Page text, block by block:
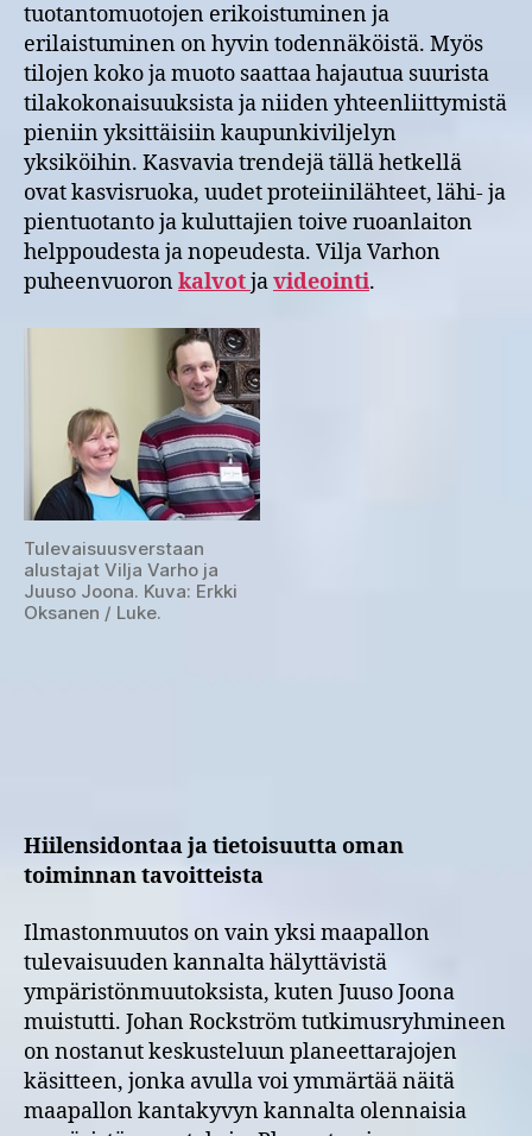
tuotantomuotojen erikoistuminen ja
erilaistuminen on hyvin todennäköistä. Myös
tilojen koko ja muoto saattaa hajautua suurista
tilakokonaisuuksista ja niiden yhteenliittymistä
pieniin yksittäisiin kaupunkiviljelyn
yksiköihin. Kasvavia trendejä tällä hetkellä
ovat kasvisruoka, uudet proteiinilähteet, lähi- ja
pientuotanto ja kuluttajien toive ruoanlaiton
helppoudesta ja nopeudesta. Vilja Varhon
puheenvuoronkalvotjavideointi.
Tulevaisuusverstaan
alustajat Vilja Varho ja
Juuso Joona. Kuva: Erkki
Oksanen / Luke.
Hiilensidontaa ja tietoisuutta oman
toiminnan tavoitteista
Ilmastonmuutos on vain yksi maapallon
tulevaisuuden kannalta hälyttävistä
ympäristönmuutoksista, kuten Juuso Joona
muistutti. Johan Rockström tutkimusryhmineen
on nostanut keskusteluun planeettarajojen
käsitteen, jonka avulla voi ymmärtää näitä
maapallon kantakyvyn kannalta olennaisia